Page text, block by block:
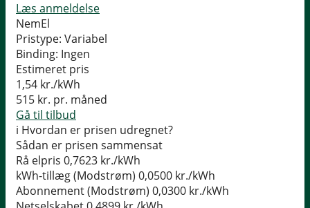
Læs anmeldelse
NemEl
Pristype: Variabel
Binding: Ingen
Estimeret pris
1,54 kr./kWh
515 kr. pr. måned
Gå til tilbud
i Hvordan er prisen udregnet?
Sådan er prisen sammensat
Rå elpris 0,7623 kr./kWh
kWh-tillæg (Modstrøm) 0,0500 kr./kWh
Abonnement (Modstrøm) 0,0300 kr./kWh